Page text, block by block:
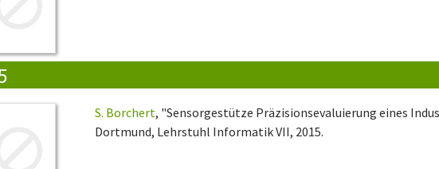
S. Borchert, "Sensorgestütze Präzisionsevaluierung eines
Dortmund, Lehrstuhl Informatik VII, 2015.